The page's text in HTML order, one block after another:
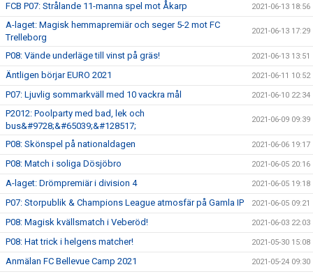
FCB P07: Strålande 11-manna spel mot Åkarp 2021-06-13 18:56
A-laget: Magisk hemmapremiär och seger 5-2 mot FC
Trelleborg
2021-06-13 17:29
P08: Vände underläge till vinst på gräs! 2021-06-13 13:51
Äntligen börjar EURO 2021 2021-06-11 10:52
P07: Ljuvlig sommarkväll med 10 vackra mål 2021-06-10 22:34
P2012: Poolparty med bad, lek och
bus&#9728;&#65039;&#128517;
2021-06-09 09:39
P08: Skönspel på nationaldagen 2021-06-06 19:17
P08: Match i soliga Dösjöbro 2021-06-05 20:16
A-laget: Drömpremiär i division 4 2021-06-05 19:18
P07: Storpublik & Champions League atmosfär på Gamla IP 2021-06-05 09:21
P08: Magisk kvällsmatch i Veberöd! 2021-06-03 22:03
P08: Hat trick i helgens matcher! 2021-05-30 15:08
Anmälan FC Bellevue Camp 2021 2021-05-24 09:30